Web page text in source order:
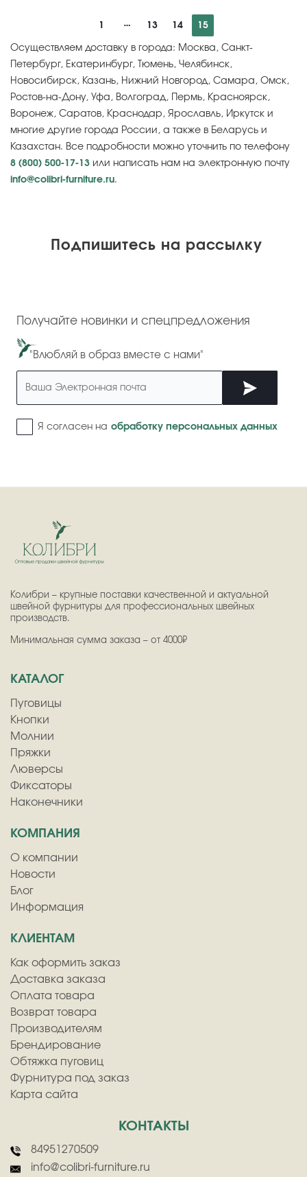
1 13 14 15
Осуществляем доставку в города: Москва, Санкт-
Петербург, Екатеринбург, Тюмень, Челябинск,
Новосибирск, Казань, Нижний Новгород, Самара, Омск,
Ростов-на-Дону, Уфа, Волгоград, Пермь, Красноярск,
Воронеж, Саратов, Краснодар, Ярославль, Иркутск и
многие другие города России, а также в Беларусь и
Казахстан. Все подробности можно уточнить по телефону
8 (800) 500-17-13 или написать нам на электронную почту
info@colibri-furniture.ru.
Подпишитесь на рассылку
Получайте новинки и спецпредложения
"Влюбляй в образ вместе с нами"
Я согласен на обработку персональных данных
Колибри – крупные поставки качественной и актуальной
швейной фурнитуры для профессиональных швейных
производств.
Минимальная сумма заказа – от 4000₽
КАТАЛОГ
Пуговицы
Кнопки
Молнии
Пряжки
Люверсы
Фиксаторы
Наконечники
КОМПАНИЯ
О компании
Новости
Блог
Информация
КЛИЕНТАМ
Как оформить заказ
Доставка заказа
Оплата товара
Возврат товара
Производителям
Брендирование
Обтяжка пуговиц
Фурнитура под заказ
Карта сайта
КОНТАКТЫ
84951270509
info@colibri-furniture.ru